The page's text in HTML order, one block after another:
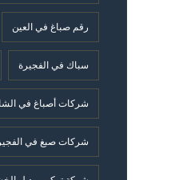
رقم صباغ في العين
سباك في الفجيرة
شركات أصباغ في
شركات صبغ في